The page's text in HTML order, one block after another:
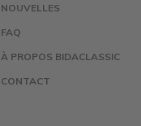
NOUVELLES
FAQ
À PROPOS BIDACLASSIC
CONTACT